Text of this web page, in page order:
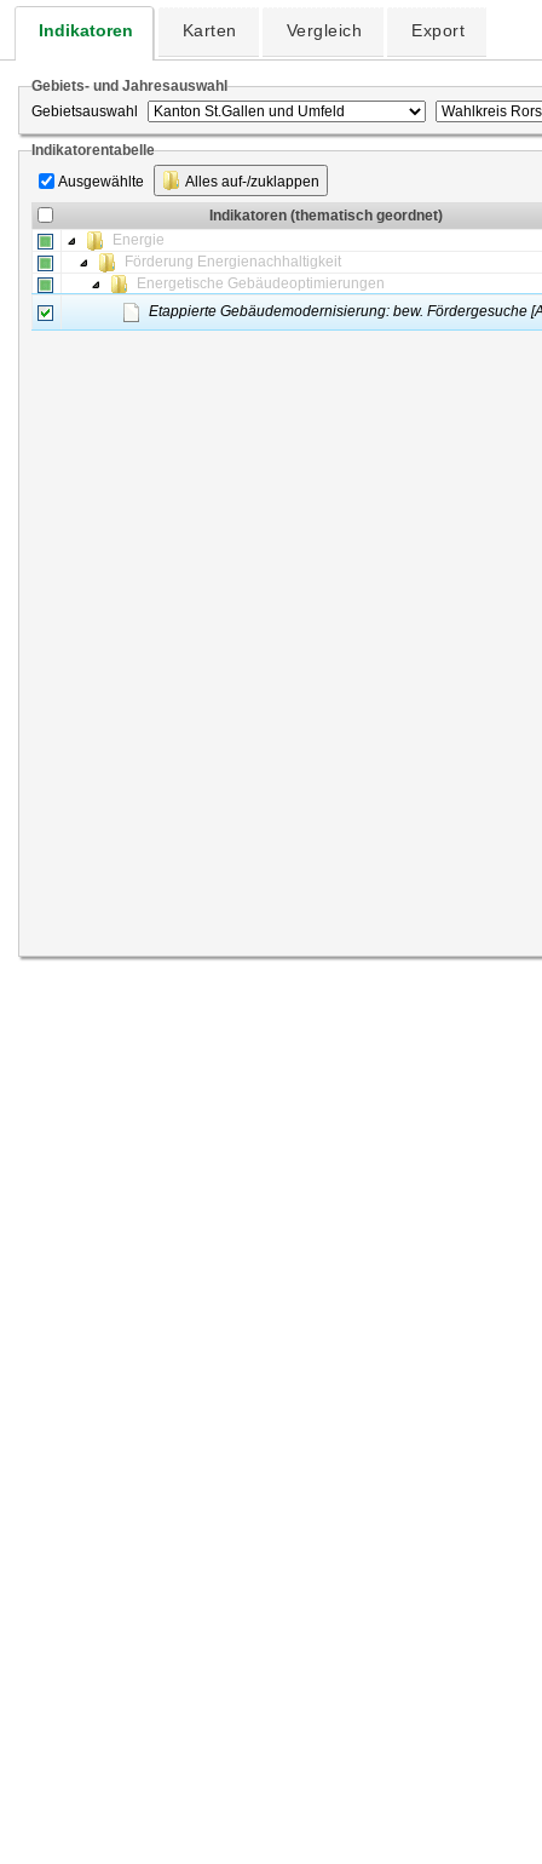
Indikatoren Karten Vergleich Export
Gebiets- und Jahresauswahl
Gebietsauswahl
Indikatorentabelle
Ausgewählte
Alles auf-/zuklappen
Indikatoren (thematisch geordnet)
Energie
Förderung Energienachhaltigkeit
Energetische Gebäudeoptimierungen
Etappierte Gebäudemodernisierung: bew. Fördergesuche